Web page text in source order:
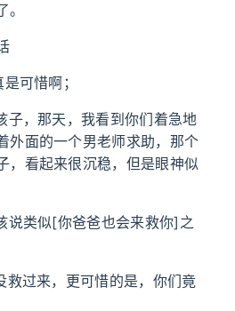
可惜啊；
子，那天，我看到你们着急地
外面的一个男老师求助，那个
，看起来很沉稳，但是眼神似
说类似[你爸爸也会来救你]之
救过来，更可惜的是，你们竟